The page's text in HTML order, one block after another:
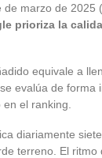
marzo de 2025
prioriza la
equivale a
evalúa de
el ranking.
diariamente
terreno. El